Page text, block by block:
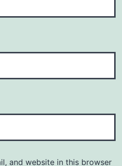
and website in this browser